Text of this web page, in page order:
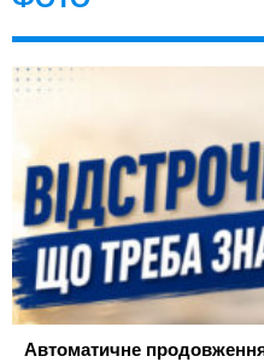
Автоматичне